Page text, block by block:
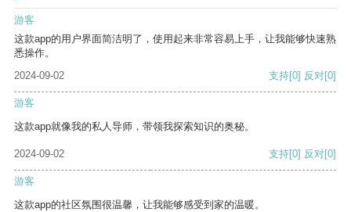
游客
这款app的用户界面简洁明了，使用起来非常容易上手，让我能够快速熟
悉操作。
2024-09-02
支持[0] 反对[0]
游客
这款app就像我的私人导师，带领我探索知识的奥秘。
2024-09-02 支持[0] 反对[0]
游客
这款app的社区氛围很温馨，让我能够感受到家的温暖。